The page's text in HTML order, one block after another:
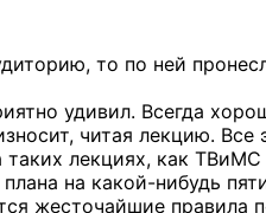
то по ней
удивил. Всегда
читая лекцию. Все
таких лекциях, как ТВиМС
на какой-нибудь
жесточайшие правила